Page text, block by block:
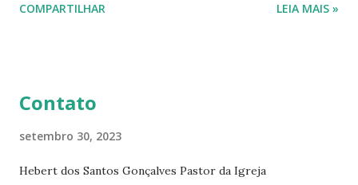
Diário da Rádio Trans mundial a mais de 15 anos. Escreveu o
COMPARTILHAR LEIA MAIS »
Contato
setembro 30, 2023
Hebert dos Santos Gonçalves Pastor da Igreja